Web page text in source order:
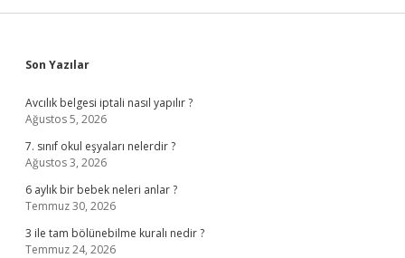
Sidebar
Son Yazılar
Avcılık belgesi iptali nasıl yapılır ?
Ağustos 5, 2026
7. sınıf okul eşyaları nelerdir ?
Ağustos 3, 2026
6 aylık bir bebek neleri anlar ?
Temmuz 30, 2026
3 ile tam bölünebilme kuralı nedir ?
Temmuz 24, 2026